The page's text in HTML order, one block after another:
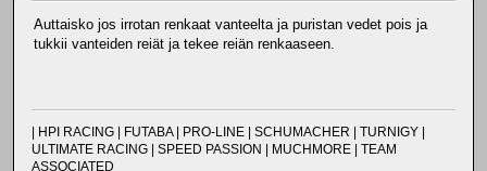
Auttaisko jos irrotan renkaat vanteelta ja puristan vedet pois ja
tukkii vanteiden reiät ja tekee reiän renkaaseen.
| HPI RACING | FUTABA | PRO-LINE | SCHUMACHER | TURNIGY |
ULTIMATE RACING | SPEED PASSION | MUCHMORE | TEAM
ASSOCIATED